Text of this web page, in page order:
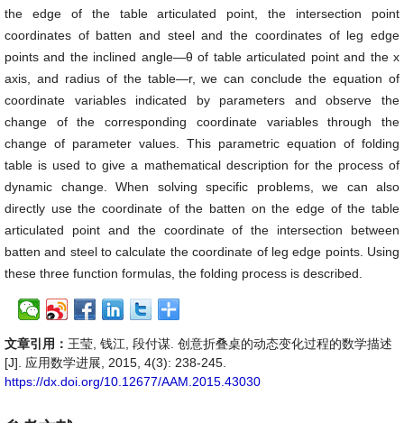
the edge of the table articulated point, the intersection point
coordinates of batten and steel and the coordinates of leg edge
points and the inclined angle—θ of table articulated point and the x
axis, and radius of the table—r, we can conclude the equation of
coordinate variables indicated by parameters and observe the
change of the corresponding coordinate variables through the
change of parameter values. This parametric equation of folding
table is used to give a mathematical description for the process of
dynamic change. When solving specific problems, we can also
directly use the coordinate of the batten on the edge of the table
articulated point and the coordinate of the intersection between
batten and steel to calculate the coordinate of leg edge points. Using
these three function formulas, the folding process is described.
文章引用： 王莹, 钱江, 段付谋. 创意折叠桌的动态变化过程的数学描述
[J]. 应用数学进展, 2015, 4(3): 238-245.
https://dx.doi.org/10.12677/AAM.2015.43030